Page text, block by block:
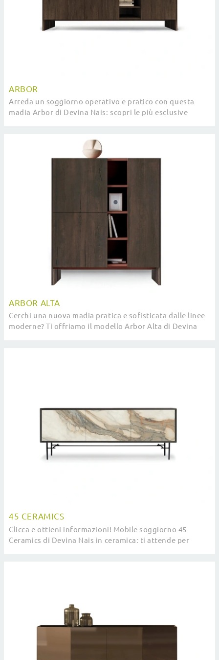
ARBOR
Arreda un soggiorno operativo e pratico con questa
madia Arbor di Devina Nais: scopri le più esclusive
ARBOR ALTA
Cerchi una nuova madia pratica e sofisticata dalle linee
moderne? Ti offriamo il modello Arbor Alta di Devina
45 CERAMICS
Clicca e ottieni informazioni! Mobile soggiorno 45
Ceramics di Devina Nais in ceramica: ti attende per